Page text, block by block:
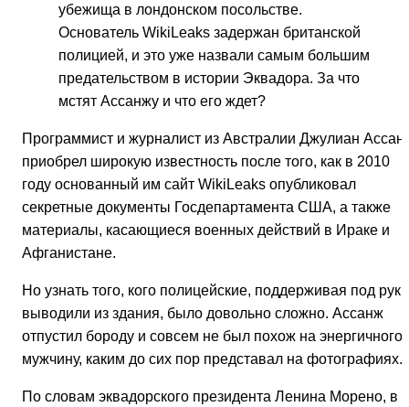
убежища в лондонском посольстве.
Основатель WikiLeaks задержан британской
полицией, и это уже назвали самым большим
предательством в истории Эквадора. За что
мстят Ассанжу и что его ждет?
Программист и журналист из Австралии Джулиан
приобрел широкую известность после того, как в 2010
году основанный им сайт WikiLeaks опубликовал
секретные документы Госдепартамента США, а также
материалы, касающиеся военных действий в Ираке и
Афганистане.
Но узнать того, кого полицейские, поддерживая под
выводили из здания, было довольно сложно. Ассанж
отпустил бороду и совсем не был похож на энергичного
мужчину, каким до сих пор представал на фотографиях.
По словам эквадорского президента Ленина Морено, в